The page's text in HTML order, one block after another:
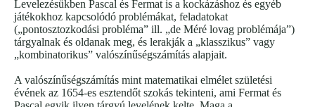
Levelezésükben Pascal és Fermat is a kockázáshoz és egyéb
játékokhoz kapcsolódó problémákat, feladatokat
(„pontosztozkodási probléma” ill. „de Méré lovag problémája”)
tárgyalnak és oldanak meg, és lerakják a „klasszikus” vagy
„kombinatorikus” valószínűségszámítás alapjait.
A valószínűségszámítás mint matematikai elmélet születési
évének az 1654-es esztendőt szokás tekinteni, ami Fermat és